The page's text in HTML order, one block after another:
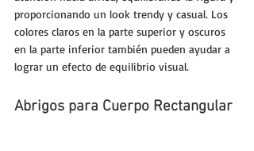
proporcionando un look trendy y casual. Los
colores claros en la parte superior y oscuros
en la parte inferior también pueden ayudar a
lograr un efecto de equilibrio visual.
Abrigos para Cuerpo Rectangular